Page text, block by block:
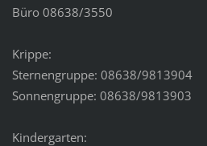
Büro 08638/3550
Krippe:
Sternengruppe: 08638/9813904
Sonnengruppe: 08638/9813903
Kindergarten: